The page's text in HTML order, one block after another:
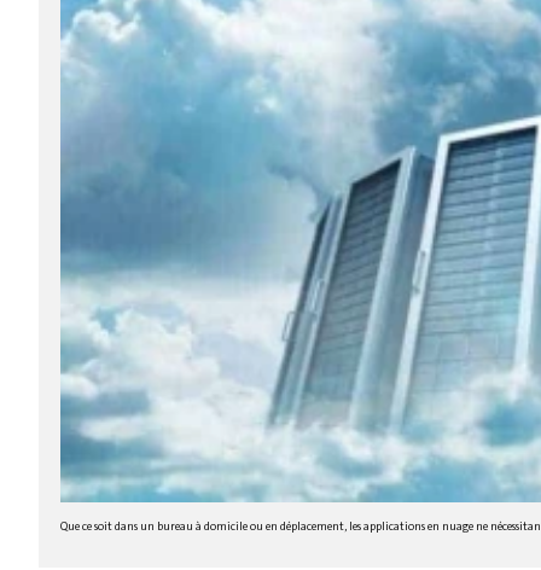
Que ce soit dans un bureau à domicile ou en déplacement, les applications en nuage ne